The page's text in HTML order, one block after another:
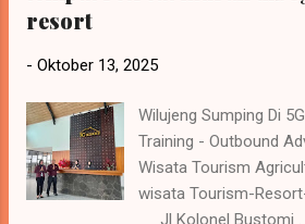
sangat baik bagi kesehatan tubuh.
melemah. Hati yang gembira adalah
penyakit tubuh. Tubuh yang sehat akan
produktivitas dalam kehidupan sehari
dengan keungg...
resort
- Oktober 13, 2025
Wilujeng Sumping Di
Training - Outbound
Wisata Tourism
wisata
Jl Kolonel Bustomi .